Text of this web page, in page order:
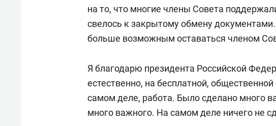
на то, что многие члены Совета
свелось к закрытому обмену
больше возможным оставаться членом
Я благодарю президента Российской
естественно, на бесплатной,
самом деле, работа. Было сделано много
много важного. На самом деле ничего не